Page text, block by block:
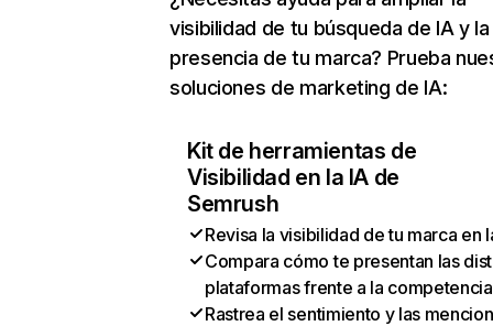
visibilidad de tu búsqueda de IA y la
presencia de tu marca? Prueba
soluciones de marketing de IA:
Kit de herramientas de
Visibilidad en la IA de
Semrush
Revisa la visibilidad de tu marca en
Compara cómo te presentan las
plataformas frente a la competencia
Rastrea el sentimiento y las